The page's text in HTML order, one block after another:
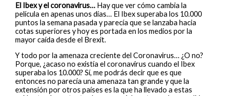
El Ibex y el coronavirus… Hay que ver cómo cambia la
película en apenas unos días… El Ibex superaba los 10.000
puntos la semana pasada y parecía que se lanzaba hacia
cotas superiores y hoy es portada en los medios por la
mayor caída desde el Brexit.
Y todo por la amenaza creciente del Coronavirus… ¿O no?
Porque, ¿acaso no existía el coronavirus cuando el Ibex
superaba los 10.000? Sí, me podrás decir que es que
entonces no parecía una amenaza tan grande y que la
extensión por otros países es la que ha llevado a estas